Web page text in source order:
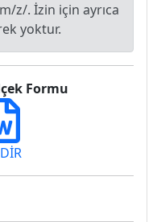
z/. İzin için ayrıca
yoktur.
Formu